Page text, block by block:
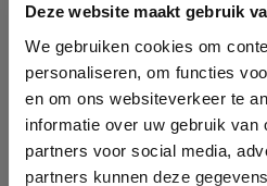
Deze website maakt gebruik
We gebruiken cookies om
personaliseren, om functies
en om ons websiteverkeer te
informatie over uw gebruik van
partners voor social media,
partners kunnen deze
per jaar. Dat betekent dat er
zoveel via internet verkocht
dus dat ook ú online actief
Neem contact op